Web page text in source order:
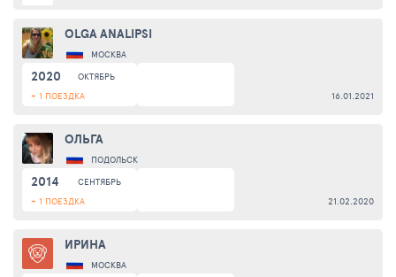
OLGA ANALIPSI
МОСКВА
2020
ОКТЯБРЬ
+ 1 ПОЕЗДКА
16.01.2021
ОЛЬГА
ПОДОЛЬСК
2014
СЕНТЯБРЬ
+ 1 ПОЕЗДКА
21.02.2020
ИРИНА
МОСКВА